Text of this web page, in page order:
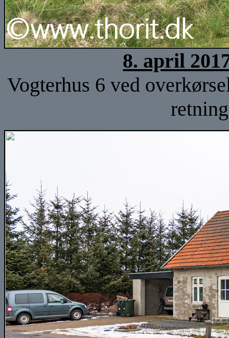
8. april
Vogterhus 6 ved